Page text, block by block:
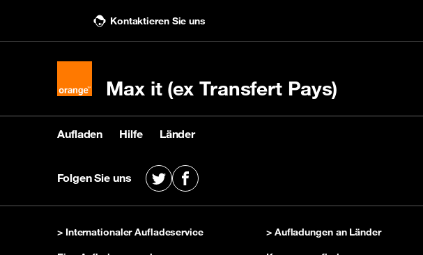
Kontaktieren Sie uns
Max it (ex Transfert Pays)
Aufladen
Aufladen
Eine Nachfüllpackung kaufen mit einem Code
Hilfe
Hilfe
Kontaktieren Sie uns Unsere FAQ Sie uns
Länder
Länder
Siehe Empfängerländer
Folgen Sie uns X Facebook
> Internationaler Aufladeservice
> Aufladungen an Länder